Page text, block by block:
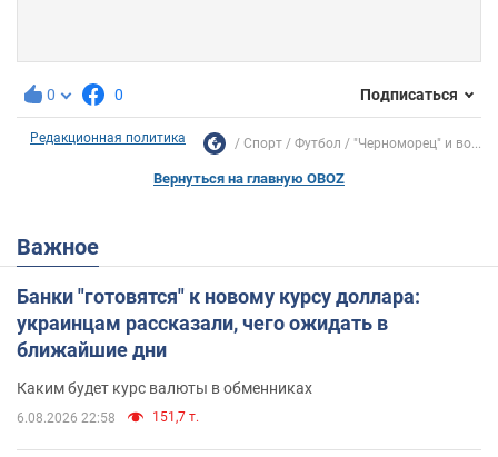
0 0 Подписаться
Редакционная политика Спорт Футбол "Черноморец" и во...
Вернуться на главную OBOZ
Важное
Банки "готовятся" к новому курсу доллара:
украинцам рассказали, чего ожидать в
ближайшие дни
Каким будет курс валюты в обменниках
6.08.2026 22:58 151,7 т.